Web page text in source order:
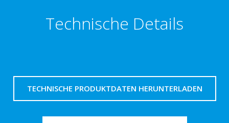
Technische Details
TECHNISCHE PRODUKTDATEN HERUNTERLADEN